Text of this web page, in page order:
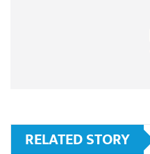
RELATED STORY